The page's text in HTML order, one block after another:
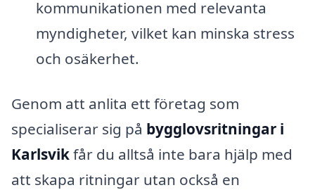
kommunikationen med relevanta
myndigheter, vilket kan minska stress
och osäkerhet.
Genom att anlita ett företag som
specialiserar sig på bygglovsritningar i
Karlsvikfår du alltså inte bara hjälp med
att skapa ritningar utan också en